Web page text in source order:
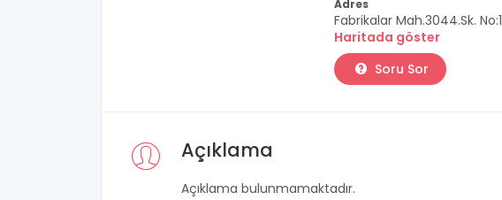
Adres
Fabrikalar Mah.3044.Sk. No:1
Haritada göster
Soru Sor
Açıklama
Açıklama bulunmamaktadır.